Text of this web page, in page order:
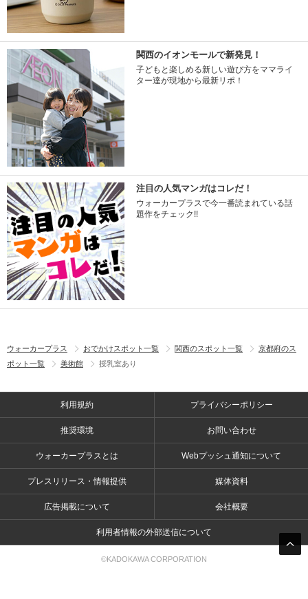
関西のイオンモールで新発見！
子どもと楽しめる新しい遊び方をママライ
ター達が現地から最新リポ！
注目の人気マンガはコレだ！
ウォーカープラスで今一番読まれている話
題作をチェック!!
ウォーカープラス おでかけスポット一覧 関西のスポット一覧
京都府のス
ポット一覧
美術館 授乳室あり
利用規約 プライバシーポリシー
推奨環境 お問い合わせ
ウォーカープラスとは Webプッシュ通知について
プレスリリース・情報提供 媒体資料
広告掲載について 会社概要
利用者情報の外部送信について
©KADOKAWA CORPORATION